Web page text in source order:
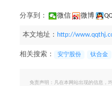
分享到： 微信 微博
本文地址： http://
相关搜索： 安宁股份 钛合金
免责声明：凡在本网站出现的信息，